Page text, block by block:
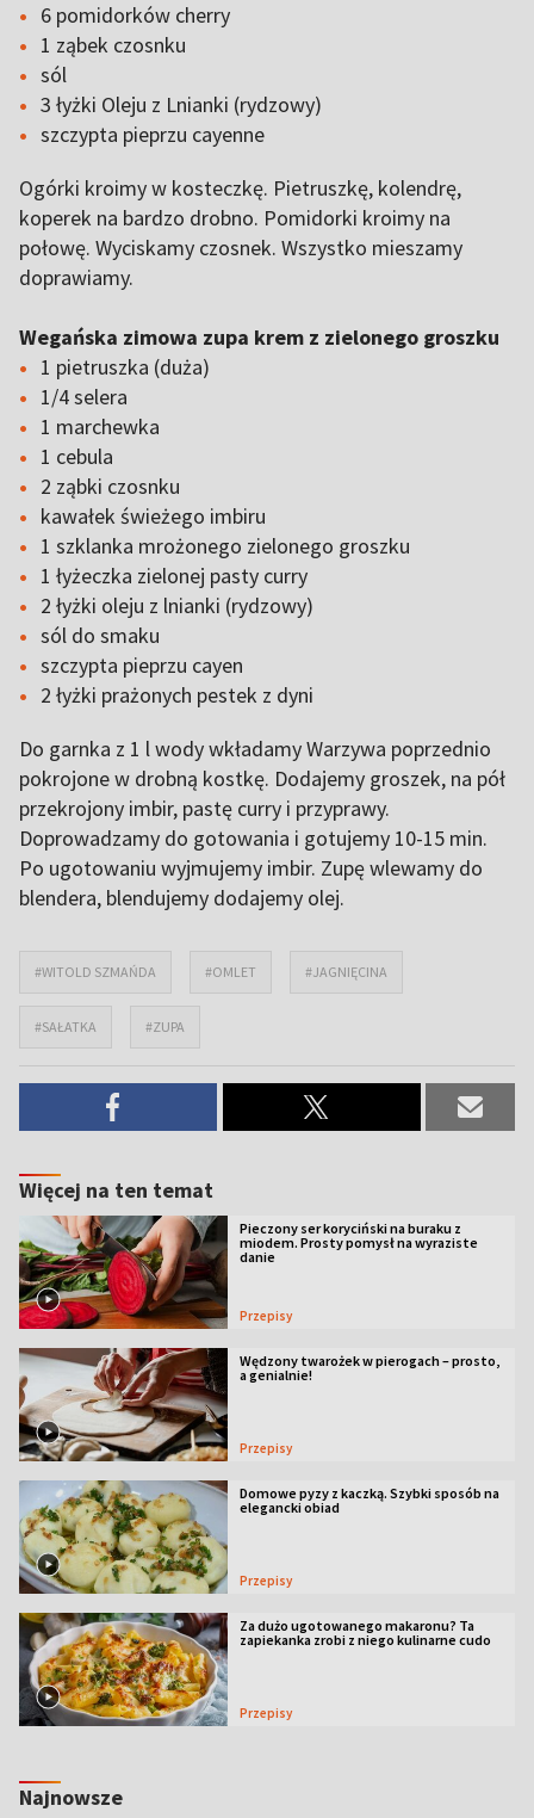
6 pomidorków cherry
1 ząbek czosnku
sól
3 łyżki Oleju z Lnianki (rydzowy)
szczypta pieprzu cayenne
Ogórki kroimy w kosteczkę. Pietruszkę, kolendrę,
koperek na bardzo drobno. Pomidorki kroimy na
połowę. Wyciskamy czosnek. Wszystko mieszamy
doprawiamy.
Wegańska zimowa zupa krem z zielonego groszku
1 pietruszka (duża)
1/4 selera
1 marchewka
1 cebula
2 ząbki czosnku
kawałek świeżego imbiru
1 szklanka mrożonego zielonego groszku
1 łyżeczka zielonej pasty curry
2 łyżki oleju z lnianki (rydzowy)
sól do smaku
szczypta pieprzu cayen
2 łyżki prażonych pestek z dyni
Do garnka z 1 l wody wkładamy Warzywa poprzednio
pokrojone w drobną kostkę. Dodajemy groszek, na pół
przekrojony imbir, pastę curry i przyprawy.
Doprowadzamy do gotowania i gotujemy 10-15 min.
Po ugotowaniu wyjmujemy imbir. Zupę wlewamy do
blendera, blendujemy dodajemy olej.
#WITOLD SZMAŃDA #OMLET #JAGNIĘCINA
#SAŁATKA #ZUPA
Więcej na ten temat
Pieczony ser koryciński na buraku z
miodem. Prosty pomysł na wyraziste
danie
Przepisy
Wędzony twarożek w pierogach – prosto,
a genialnie!
Przepisy
Domowe pyzy z kaczką. Szybki sposób na
elegancki obiad
Przepisy
Za dużo ugotowanego makaronu? Ta
zapiekanka zrobi z niego kulinarne cudo
Przepisy
Najnowsze